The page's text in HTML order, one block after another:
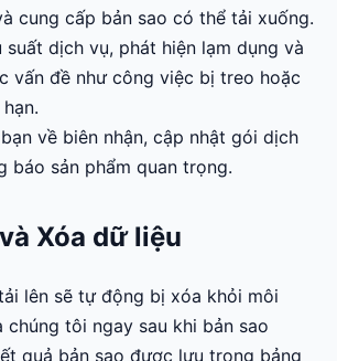
cung cấp bản sao có thể tải xuống.
suất dịch vụ, phát hiện lạm dụng và
vấn đề như công việc bị treo hoặc
về biên nhận, cập nhật gói dịch
báo sản phẩm quan trọng.
Xóa dữ liệu
lên sẽ tự động bị xóa khỏi môi
tôi ngay sau khi bản sao
quả bản sao được lưu trong bảng